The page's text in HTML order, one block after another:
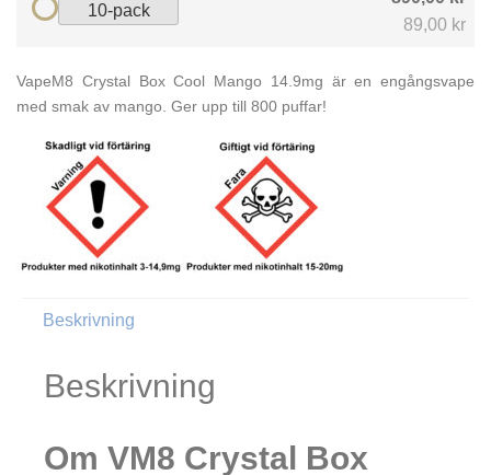
10-pack
89,00 kr
VapeM8 Crystal Box Cool Mango 14.9mg är en engångsvape
med smak av mango. Ger upp till 800 puffar!
Beskrivning
Beskrivning
Om VM8 Crystal Box